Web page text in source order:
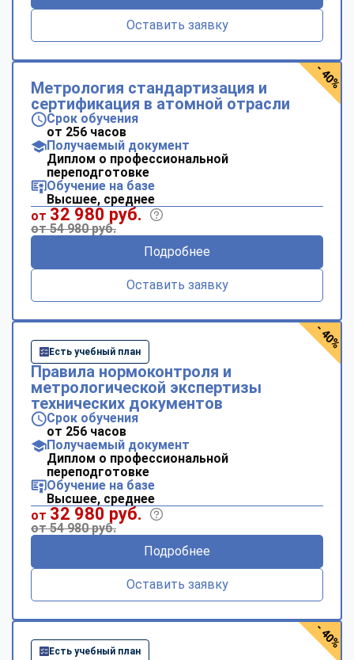
Оставить заявку
Метрология стандартизация и
сертификация в атомной отрасли
Срок обучения
от 256 часов
Получаемый документ
Диплом о профессиональной
переподготовке
Обучение на базе
Высшее, среднее
от 32 980 руб.
от 54 980 руб.
Подробнее
Оставить заявку
- 40%
Есть учебный план
Правила нормоконтроля и
метрологической экспертизы
технических документов
Срок обучения
от 256 часов
Получаемый документ
Диплом о профессиональной
переподготовке
Обучение на базе
Высшее, среднее
от 32 980 руб.
от 54 980 руб.
Подробнее
Оставить заявку
- 40%
Есть учебный план
- 40%